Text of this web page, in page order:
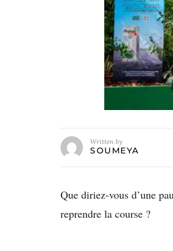
Written by
SOUMEYA
Que diriez-vous d’une
reprendre la course ?